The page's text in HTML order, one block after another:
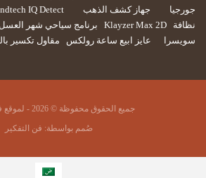
جورجيا
جهاز كشف الذهب IQ Detect
نظافة
Klayzer Max 2D برنامج سياحي شهر
سويسرا
عايز ابيع ساعة رولكس مقاول تكسير
جميع الحقوق محفوظة © 2026 - لموقع فن التفكير.
صُمم بواسطة: فن التفكير